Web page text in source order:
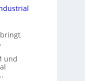
bringt
und